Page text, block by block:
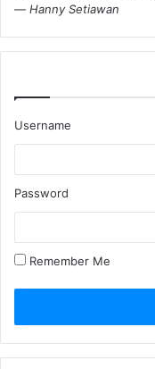
— Hanny Setiawan
Username
Password
Remember Me